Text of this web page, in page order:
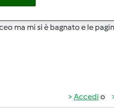
ma mi si è bagnato e le
Accedi o